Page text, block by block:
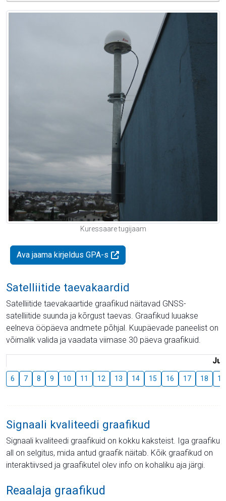
Kuressaare tugijaam
Ava jaama kirjeldus GPA-s
Satelliitide taevakaardid
Satelliitide taevakaartide graafikud näitavad GNSS-
satelliitide suunda ja kõrgust taevas. Graafikud luuakse
eelneva ööpäeva andmete põhjal. Kuupäevade paneelist on
võimalik valida ja vaadata viimase 30 päeva graafikuid.
6 7 8 9 10 11 12 13 14 15 16 17 18 19
Signaali kvaliteedi graafikud
Signaali kvaliteedi graafikuid on kokku kaksteist. Iga graafiku
all on selgitus, mida antud graafik näitab. Kõik graafikud on
interaktiivsed ja graafikutel olev info on kohaliku aja järgi.
Reaalaja graafikud